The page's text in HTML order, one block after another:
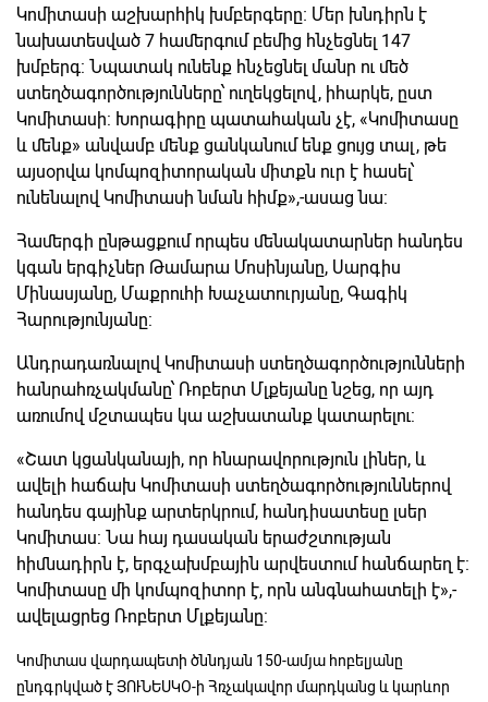
Կոմիտասի աշխարհիկ խմբերգերը։ Մեր խնդիրն է
նախատեսված 7 համերգում բեմից հնչեցնել 147
խմբերգ: Նպատակ ունենք հնչեցնել մանր ու մեծ
ստեղծագործությունները՝ ուղեկցելով, իհարկե, ըստ
Կոմիտասի: Խորագիրը պատահական չէ, «Կոմիտասը
և մենք» անվամբ մենք ցանկանում ենք ցույց տալ, թե
այսօրվա կոմպոզիտորական միտքն ուր է հասել՝
ունենալով Կոմիտասի նման հիմք»,-ասաց նա:
Համերգի ընթացքում որպես մենակատարներ հանդես
կգան երգիչներ Թամարա Մոսինյանը, Սարգիս
Մինասյանը, Մաքրուհի Խաչատուրյանը, Գագիկ
Հարությունյանը:
Անդրադառնալով Կոմիտասի ստեղծագործությունների
հանրահռչակմանը՝ Ռոբերտ Մլքեյանը նշեց, որ այդ
առումով մշտապես կա աշխատանք կատարելու:
«Շատ կցանկանայի, որ հնարավորություն լիներ, և
ավելի հաճախ Կոմիտասի ստեղծագործություններով
հանդես գայինք արտերկրում, հանդիսատեսը լսեր
Կոմիտաս: Նա հայ դասական երաժշտության
հիմնադիրն է, երգչախմբային արվեստում հանճարեղ է:
Կոմիտասը մի կոմպոզիտոր է, որն անգնահատելի է»,-
ավելացրեց Ռոբերտ Մլքեյանը:
Կոմիտաս վարդապետի ծննդյան 150-ամյա հոբելյանը
ընդգրկված է ՅՈՒՆԵՍԿՕ-ի Հռչակավոր մարդկանց և կարևոր